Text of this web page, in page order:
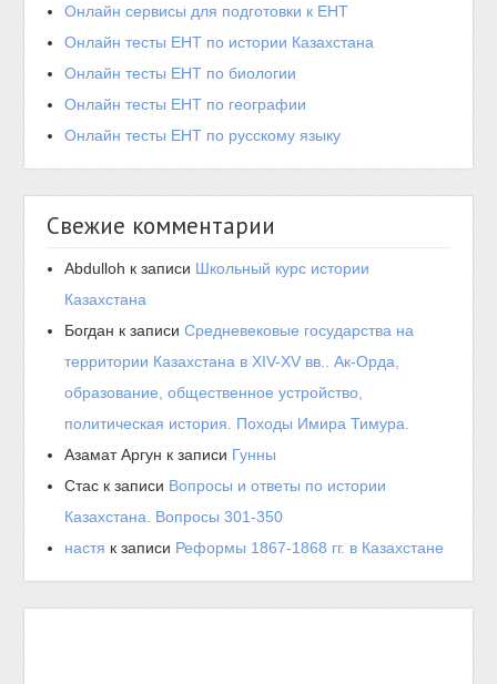
Онлайн сервисы для подготовки к ЕНТ
Онлайн тесты ЕНТ по истории Казахстана
Онлайн тесты ЕНТ по биологии
Онлайн тесты ЕНТ по географии
Онлайн тесты ЕНТ по русскому языку
Свежие комментарии
Abdulloh к записи Школьный курс истории
Казахстана
Богдан к записиСредневековые государства на
территории Казахстана в XIV-XV вв.. Ак-Орда,
образование, общественное устройство,
политическая история. Походы Имира Тимура.
Азамат Аргун к записи Гунны
Стас к записи Вопросы и ответы по истории
Казахстана. Вопросы 301-350
настя к записи Реформы 1867-1868 гг. в Казахстане